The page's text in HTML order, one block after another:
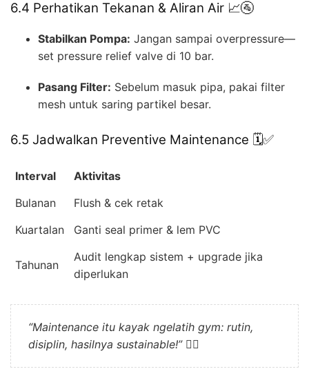
6.4 Perhatikan Tekanan & Aliran Air 📈🚰
Stabilkan Pompa: Jangan sampai overpressure—
set pressure relief valve di 10 bar.
Pasang Filter: Sebelum masuk pipa, pakai filter
mesh untuk saring partikel besar.
6.5 Jadwalkan Preventive Maintenance 🗓️✅
Interval
Aktivitas
Bulanan
Flush & cek retak
Kuartalan
Ganti seal primer & lem PVC
Tahunan
Audit lengkap sistem + upgrade jika
diperlukan
“Maintenance itu kayak ngelatih gym: rutin,
disiplin, hasilnya sustainable!”🏋️‍♂️